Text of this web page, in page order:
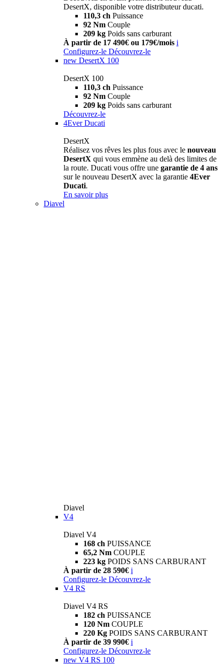
DesertX, disponible votre distributeur ducati.
110,3 ch Puissance
92 Nm Couple
209 kg Poids sans carburant
À partir de 17 490€ ou 179€/mois i
Configurez-le Découvrez-le
new DesertX 100
DesertX 100
110,3 ch Puissance
92 Nm Couple
209 kg Poids sans carburant
Découvrez-le
4Ever Ducati
DesertX
Réalisez vos rêves les plus fous avec le nouveau
DesertX qui vous emmène au delà des limites de
la route. Ducati vous offre une garantie de 4 ans
sur le nouveau DesertX avec la garantie 4Ever
Ducati.
En savoir plus
Diavel
Diavel
V4
Diavel V4
168 ch PUISSANCE
65,2 Nm COUPLE
223 kg POIDS SANS CARBURANT
À partir de 28 590€ i
Configurez-le Découvrez-le
V4 RS
Diavel V4 RS
182 ch PUISSANCE
120 Nm COUPLE
220 Kg POIDS SANS CARBURANT
À partir de 39 990€ i
Configurez-le Découvrez-le
new V4 RS 100